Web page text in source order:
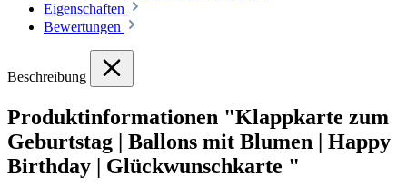
Eigenschaften
Bewertungen
Beschreibung
Produktinformationen "Klappkarte zum
Geburtstag | Ballons mit Blumen | Happy
Birthday | Glückwunschkarte "